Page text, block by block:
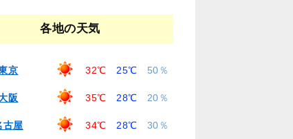
各地の天気
京 32℃ 25℃ 50％
阪 35℃ 28℃ 20％
古屋 34℃ 28℃ 30％